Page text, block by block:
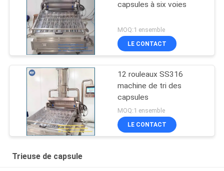
capsules à six voies
MOQ:1 ensemble
LE CONTACT
12 rouleaux SS316
machine de tri des
capsules
MOQ:1 ensemble
LE CONTACT
Trieuse de capsule